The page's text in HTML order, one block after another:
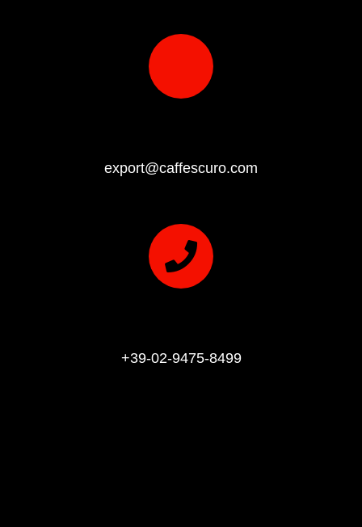
export@caffescuro.com
+39-02-9475-8499